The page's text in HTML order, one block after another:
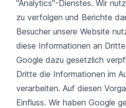
"Analytics"-Dienstes. Wir
zu verfolgen und Berichte
Besucher unsere Website
diese Informationen an
Google dazu gesetzlich
Dritte die Informationen im
verarbeiten. Auf diesen
Einfluss. Wir haben Google